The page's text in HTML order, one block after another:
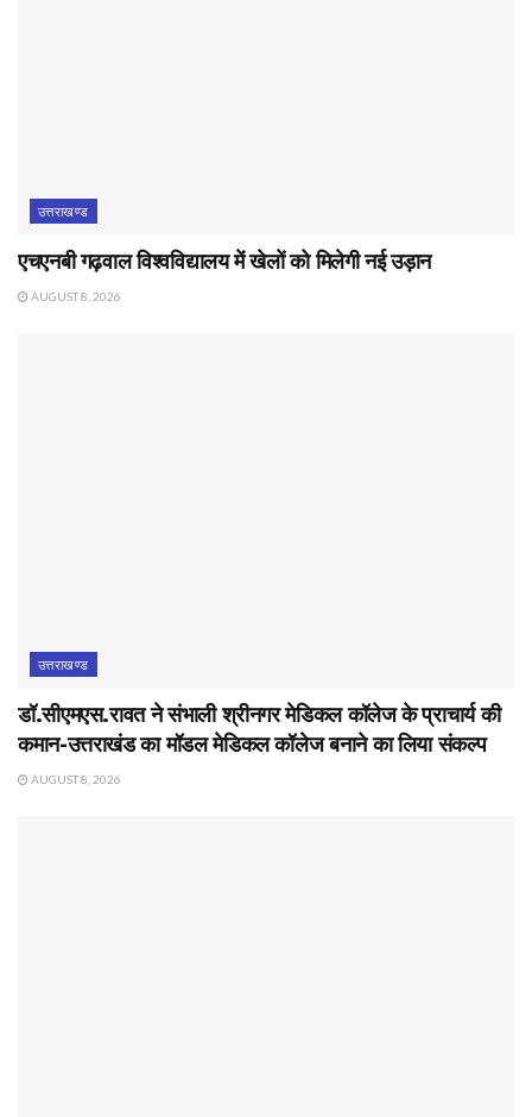
उत्तराखण्ड
एचएनबी गढ़वाल विश्वविद्यालय में खेलों को मिलेगी नई उड़ान
AUGUST 8, 2026
उत्तराखण्ड
डॉ.सीएमएस.रावत ने संभाली श्रीनगर मेडिकल कॉलेज के प्राचार्य की
कमान-उत्तराखंड का मॉडल मेडिकल कॉलेज बनाने का लिया संकल्प
AUGUST 8, 2026